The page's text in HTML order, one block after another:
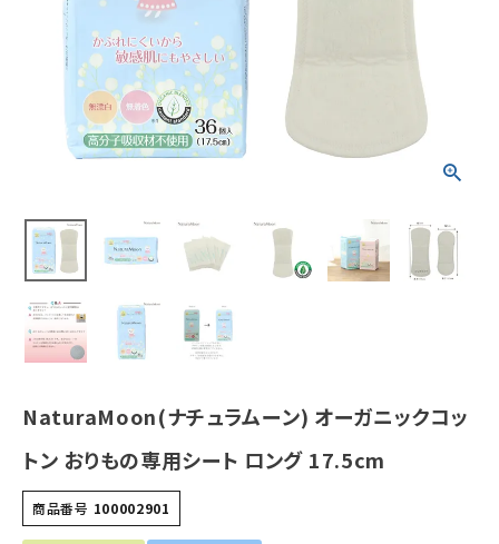
ト ロング 17.5
(税込)
ホーム
カテゴリーから探す
美容・コスメ・香水
衛生用品
日用品雑貨
フェムケア
インナー・下着・ナイトウェア
NaturaMoon(ナチュラムーン) オーガニックコッ
トン おりもの専用シート ロング 17.5cm
商品番号 100002901